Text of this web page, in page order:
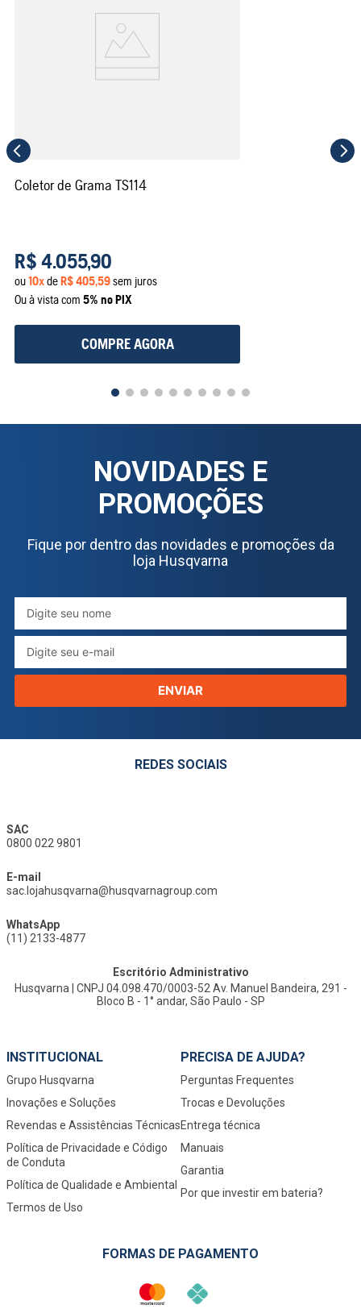
Coletor de Grama TS114
R$ 4.055,90
ou10xdeR$405,59sem juros
Ou à vista com 5% no PIX
COMPRE AGORA
NOVIDADES E
PROMOÇÕES
Fique por dentro das novidades e promoções da
loja Husqvarna
ENVIAR
REDES SOCIAIS
SAC
0800 022 9801
E-mail
sac.lojahusqvarna@husqvarnagroup.com
WhatsApp
(11) 2133-4877
Escritório Administrativo
Husqvarna | CNPJ 04.098.470/0003-52 Av. Manuel Bandeira, 291 -
Bloco B - 1° andar, São Paulo - SP
INSTITUCIONAL
Grupo Husqvarna
Inovações e Soluções
Revendas e Assistências Técnicas
Política de Privacidade e Código
de Conduta
Política de Qualidade e Ambiental
Termos de Uso
PRECISA DE AJUDA?
Perguntas Frequentes
Trocas e Devoluções
Entrega técnica
Manuais
Garantia
Por que investir em bateria?
FORMAS DE PAGAMENTO